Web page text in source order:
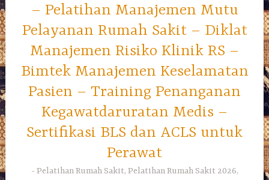
– Pelatihan Manajemen Mutu
Pelayanan Rumah Sakit – Diklat
Manajemen Risiko Klinik RS –
Bimtek Manajemen Keselamatan
Pasien – Training Penanganan
Kegawatdaruratan Medis –
Sertifikasi BLS dan ACLS untuk
Perawat
Pelatihan Rumah Sakit, Pelatihan Rumah Sakit 2026,